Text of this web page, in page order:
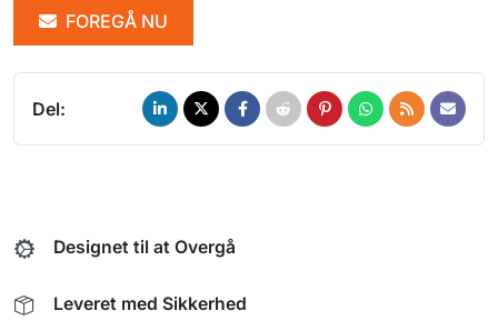
FOREGÅ NU
Del:
Designet til at Overgå
Leveret med Sikkerhed